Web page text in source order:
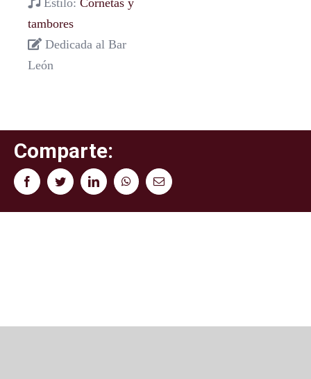
tambores
Dedicada al Bar
León
Comparte:
FacebookTwitterLinkedInWhatsAppCorreo
electrónico